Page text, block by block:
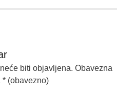
biti objavljena. Obavezna
* (obavezno)